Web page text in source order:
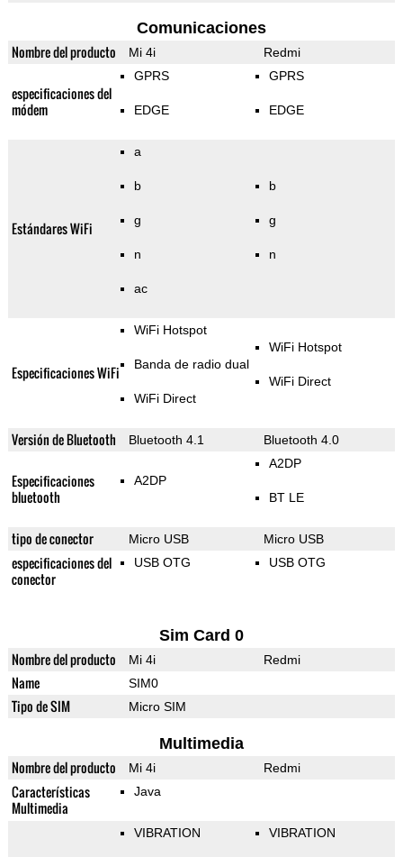
Comunicaciones
Nombre del producto Mi 4i Redmi
especificaciones del
módem
GPRS
EDGE
GPRS
EDGE
Estándares WiFi
a
b
g
n
ac
b
g
n
Especificaciones WiFi
WiFi Hotspot
Banda de radio dual
WiFi Direct
WiFi Hotspot
WiFi Direct
Versión de Bluetooth Bluetooth 4.1 Bluetooth 4.0
Especificaciones
bluetooth
A2DP
A2DP
BT LE
tipo de conector Micro USB Micro USB
especificaciones del
conector
USB OTG USB OTG
Sim Card 0
Nombre del producto Mi 4i Redmi
Name SIM0
Tipo de SIM Micro SIM
Multimedia
Nombre del producto Mi 4i Redmi
Características
Multimedia
Java
VIBRATION VIBRATION